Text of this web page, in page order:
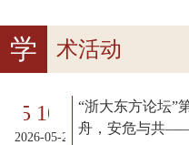
学 术活动
25 10:00:00
2026-05-25 10:00:00
“浙大东方论坛”
舟，安危与共